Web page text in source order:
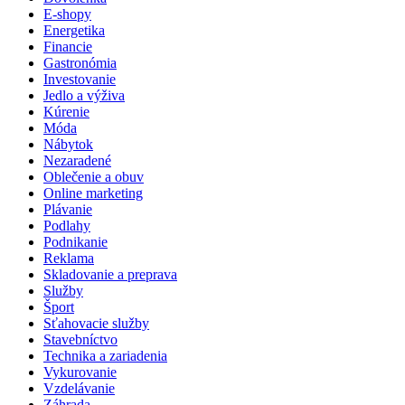
E-shopy
Energetika
Financie
Gastronómia
Investovanie
Jedlo a výživa
Kúrenie
Móda
Nábytok
Nezaradené
Oblečenie a obuv
Online marketing
Plávanie
Podlahy
Podnikanie
Reklama
Skladovanie a preprava
Služby
Šport
Sťahovacie služby
Stavebníctvo
Technika a zariadenia
Vykurovanie
Vzdelávanie